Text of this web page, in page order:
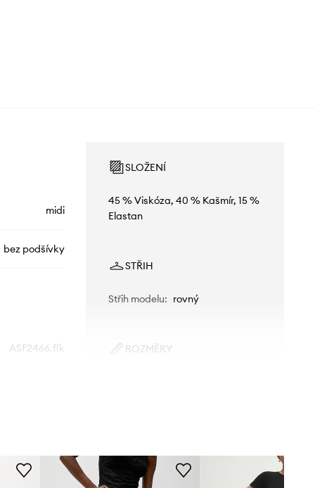
midi
bez podšívky
ASF2466.flk
SLOŽENÍ
45 % Viskóza, 40 % Kašmír, 15 %
Elastan
STŘIH
Střih modelu: rovný
ROZMĚRY
Tabulka velikosti